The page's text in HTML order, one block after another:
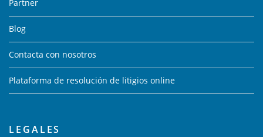
Partner
Blog
Contacta con nosotros
Plataforma de resolución de litigios online
LEGALES